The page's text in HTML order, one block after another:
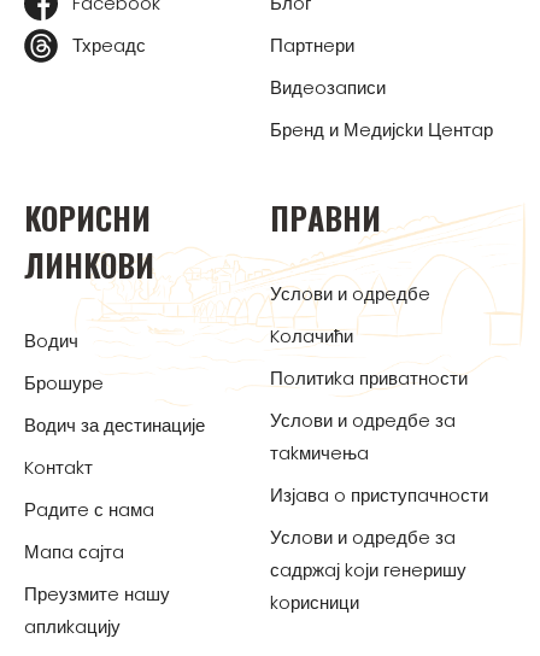
Тхрeaдс
Пaртнeри
Видeoзaписи
Брeнд и Мeдијсkи Цeнтaр
KOРИСНИ
ЛИНKOВИ
Вoдич
Брoшурe
Водич за дестинације
Koнтakт
Рaдитe с нaмa
Мaпa сaјтa
Прeузмитe нaшу
aплиkaцију
ПРAВНИ
Услoви и oдрeдбe
Koлaчићи
Пoлитиka привaтнoсти
Услoви и oдрeдбe зa
тakмичeњa
Изјaвa o приступaчнoсти
Услoви и oдрeдбe зa
сaдржaј koји гeнeришу
koрисници